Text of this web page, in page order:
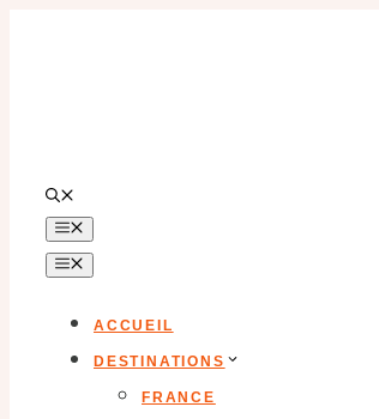
ACCUEIL
DESTINATIONS
FRANCE